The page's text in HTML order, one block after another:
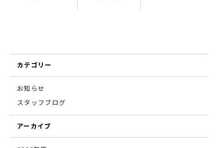
カテゴリー
お知らせ
スタッフブログ
アーカイブ